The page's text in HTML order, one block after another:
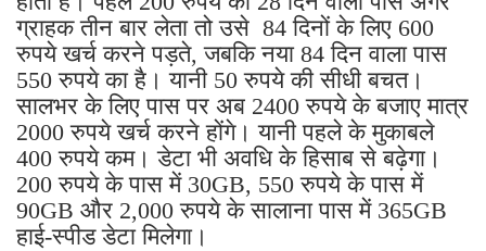
ग्राहक तीन बार लेता तो उसे 84 दिनों के लिए 600
रुपये खर्च करने पड़ते, जबकि नया 84 दिन वाला पास
550 रुपये का है। यानी 50 रुपये की सीधी बचत।
सालभर के लिए पास पर अब 2400 रुपये के बजाए मात्र
2000 रुपये खर्च करने होंगे। यानी पहले के मुकाबले
400 रुपये कम। डेटा भी अवधि के हिसाब से बढ़ेगा।
200 रुपये के पास में 30GB, 550 रुपये के पास में
90GB और 2,000 रुपये के सालाना पास में 365GB
हाई-स्पीड डेटा मिलेगा।